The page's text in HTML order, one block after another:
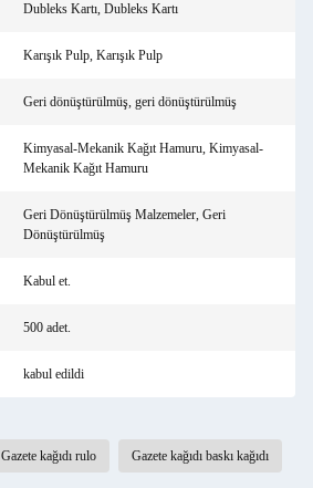
Dubleks Kartı, Dubleks Kartı
Karışık Pulp, Karışık Pulp
Geri dönüştürülmüş, geri dönüştürülmüş
Kimyasal-Mekanik Kağıt Hamuru, Kimyasal-
Mekanik Kağıt Hamuru
Geri Dönüştürülmüş Malzemeler, Geri
Dönüştürülmüş
Kabul et.
500 adet.
kabul edildi
Gazete kağıdı rulo Gazete kağıdı baskı kağıdı